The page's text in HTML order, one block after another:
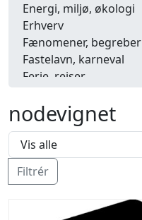
Energi, miljø, økologi
Erhverv
Fænomener, begreber
Fastelavn, karneval
Ferie, rejser
Fly, luftfart
Forår
Fritid, hobby
Frugt, grønt
Håndværk
nodevignet
Filtrér